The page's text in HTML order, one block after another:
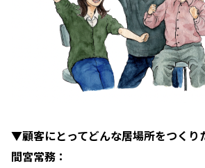
▼顧客にとってどんな居場所をつくり
間宮常務：